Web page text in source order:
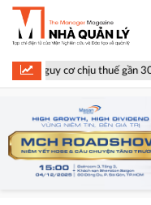
thuế gần 30% khi vào Mỹ